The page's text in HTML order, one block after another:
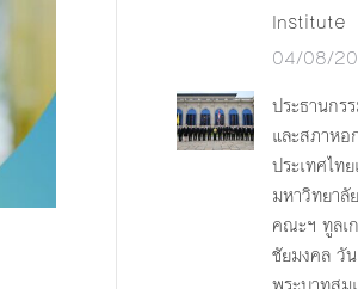
Institute
04/08/
ประธานกร
และสภาหอ
ประเทศไท
มหาวิทยาลั
คณะฯ ทูลเ
ชัยมงคล วั